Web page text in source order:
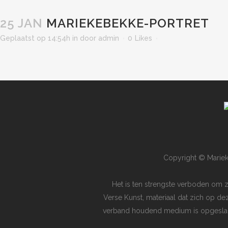
25 JAN MARIEKEBEKKE-PORTRET
Geplaatst op 14:54h in door admin 0 Likes
Copyright ©
Het is ten strengste verboden om
Verse Kunst, materiaal dat zich op
verband houdend medium is